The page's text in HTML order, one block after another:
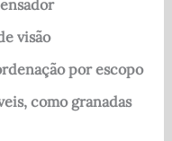
visão
por escopo
como granadas